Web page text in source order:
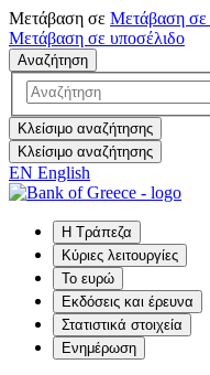
Μετάβαση σε Μετάβαση σε
Μετάβαση σε υποσέλιδο
Αναζήτηση
Κλείσιμο αναζήτησης
Κλείσιμο αναζήτησης
EN English
Η Τράπεζα
Κύριες λειτουργίες
Το ευρώ
Εκδόσεις και έρευνα
Στατιστικά στοιχεία
Ενημέρωση